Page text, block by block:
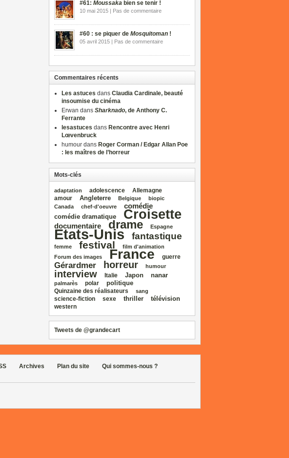
#61: Moussaka bien se tenir !
10 mai 2015 | Pas de commentaire
#60 : se piquer de Mosquitoman !
05 avril 2015 | Pas de commentaire
Commentaires récents
Les astuces dans Claudia Cardinale, beauté
insoumise du cinéma
Erwan dans Sharknado, de Anthony C.
Ferrante
lesastuces dans Rencontre avec Henri
Lœvenbruck
humour dans Roger Corman / Edgar Allan Poe
: les maîtres de l’horreur
Mots-clés
adaptation adolescence Allemagne
amour Angleterre Belgique
biopic
Canada
chef‑d'oeuvre comédie
comédie dramatique Croisette
documentaire drame Espagne
Etats‑Unis fantastique
femme festival
film d'animation
Forum des images
France guerre
Gérardmer horreur humour
interview Italie Japon nanar
palmarès polar politique
Quinzaine des réalisateurs sang
science‑fiction sexe thriller télévision
western
Tweets de @grandecart
Archives Plan du site Qui sommes-nous ?